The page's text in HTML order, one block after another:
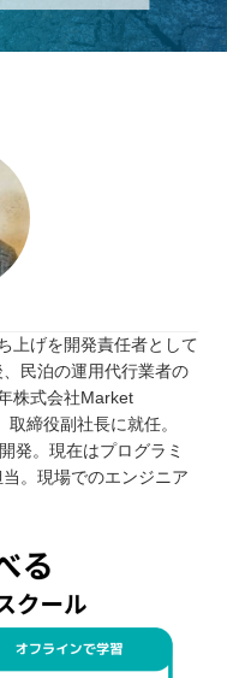
上げを開発責任者として
民泊の運用代行業者の
株式会社Market
締役副社長に就任。
発。現在はプログラミ
。現場でのエンジニア